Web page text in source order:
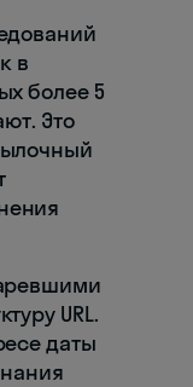
в
более 5
Это
URL.
даты